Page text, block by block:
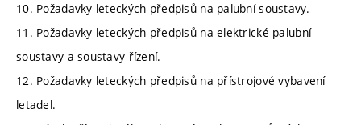
10. Požadavky leteckých předpisů na palubní soustavy.
11. Požadavky leteckých předpisů na elektrické palubní
soustavy a soustavy řízení.
12. Požadavky leteckých předpisů na přístrojové vybavení
letadel.